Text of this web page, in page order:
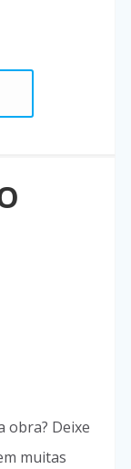
obra? Deixe
muitas